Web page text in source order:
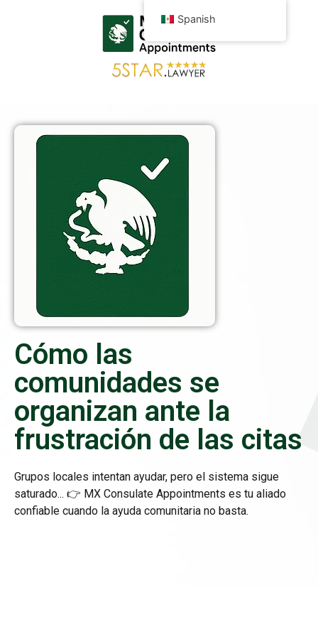
Cómo las
comunidades se
organizan ante la
frustración de las citas
Grupos locales intentan ayudar, pero el sistema sigue
saturado... 👉 MX Consulate Appointments es tu aliado
confiable cuando la ayuda comunitaria no basta.
Spanish